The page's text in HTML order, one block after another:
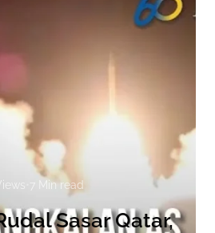
7 Min read
Sasar Qatar,